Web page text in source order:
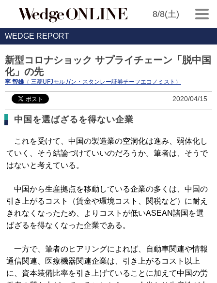
8/8(土)
WEDGE REPORT
新型コロナショック サプライチェーン「脱中国
化」の先
李 智雄（ 三菱UFJモルガン・スタンレー証券チーフエコノミスト）
2020/04/15
中国を選ばざるを得ない企業
これを受けて、中国の製造業の空洞化は進み、弱体化し
ていく、そう結論づけていいのだろうか。筆者は、そうで
はないと考えている。
中国から生産拠点を移動している企業の多くは、中国の
引き上がるコスト（賃金や環境コスト、関税など）に耐え
きれなくなったため、よりコストが低いASEAN諸国を選
ばざるを得なくなった企業である。
一方で、筆者のヒアリングによれば、自動車関連や情報
通信関連、医療機器関連企業は、引き上がるコスト以上
に、資本装備比率を引き上げていることに加えて中国の労